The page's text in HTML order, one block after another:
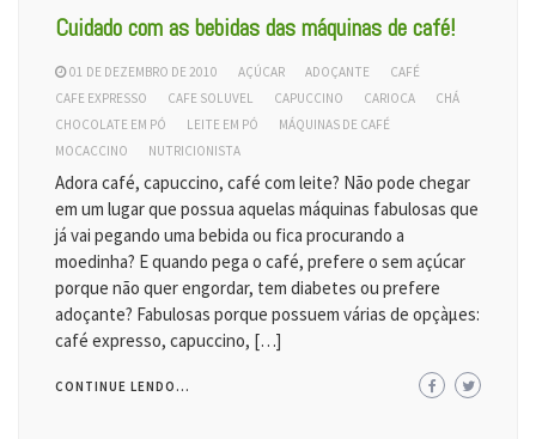
Cuidado com as bebidas das máquinas de café!
01 DE DEZEMBRO DE 2010 AÇÚCAR ADOÇANTE
CAFÉ
CAFE EXPRESSO
CAFE SOLUVEL CAPUCCINO CARIOCA
CHÁ
CHOCOLATE EM PÓ
LEITE EM PÓ
MÁQUINAS DE CAFÉ
MOCACCINO
NUTRICIONISTA
Adora café, capuccino, café com leite? Não pode chegar
em um lugar que possua aquelas máquinas fabulosas que
já vai pegando uma bebida ou fica procurando a
moedinha? E quando pega o café, prefere o sem açúcar
porque não quer engordar, tem diabetes ou prefere
adoçante? Fabulosas porque possuem várias de opçàµes:
café expresso, capuccino, […]
CONTINUE LENDO...